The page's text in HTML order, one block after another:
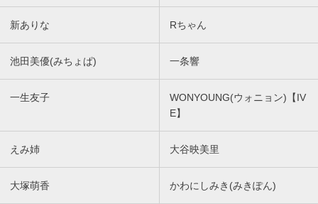
新ありな Rちゃん
池田美優(みちょぱ) 一条響
一生友子
WONYOUNG(ウォニョン)【IV
E】
えみ姉 大谷映美里
大塚萌香 かわにしみき(みきぽん)